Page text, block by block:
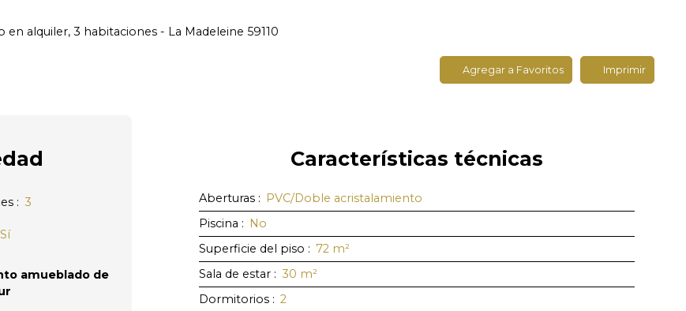
alquiler, 3 habitaciones - La Madeleine 59110
Agregar a Favoritos Imprimir
: 3
Sí
amueblado de
Características técnicas
Aberturas : PVC/Doble acristalamiento
Piscina : No
Superficie del piso : 72 m²
Sala de estar : 30 m²
Dormitorios : 2